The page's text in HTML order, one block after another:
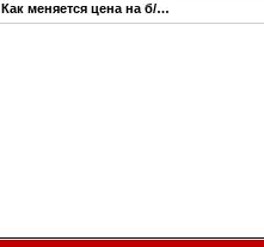
Как меняется цена на б/…